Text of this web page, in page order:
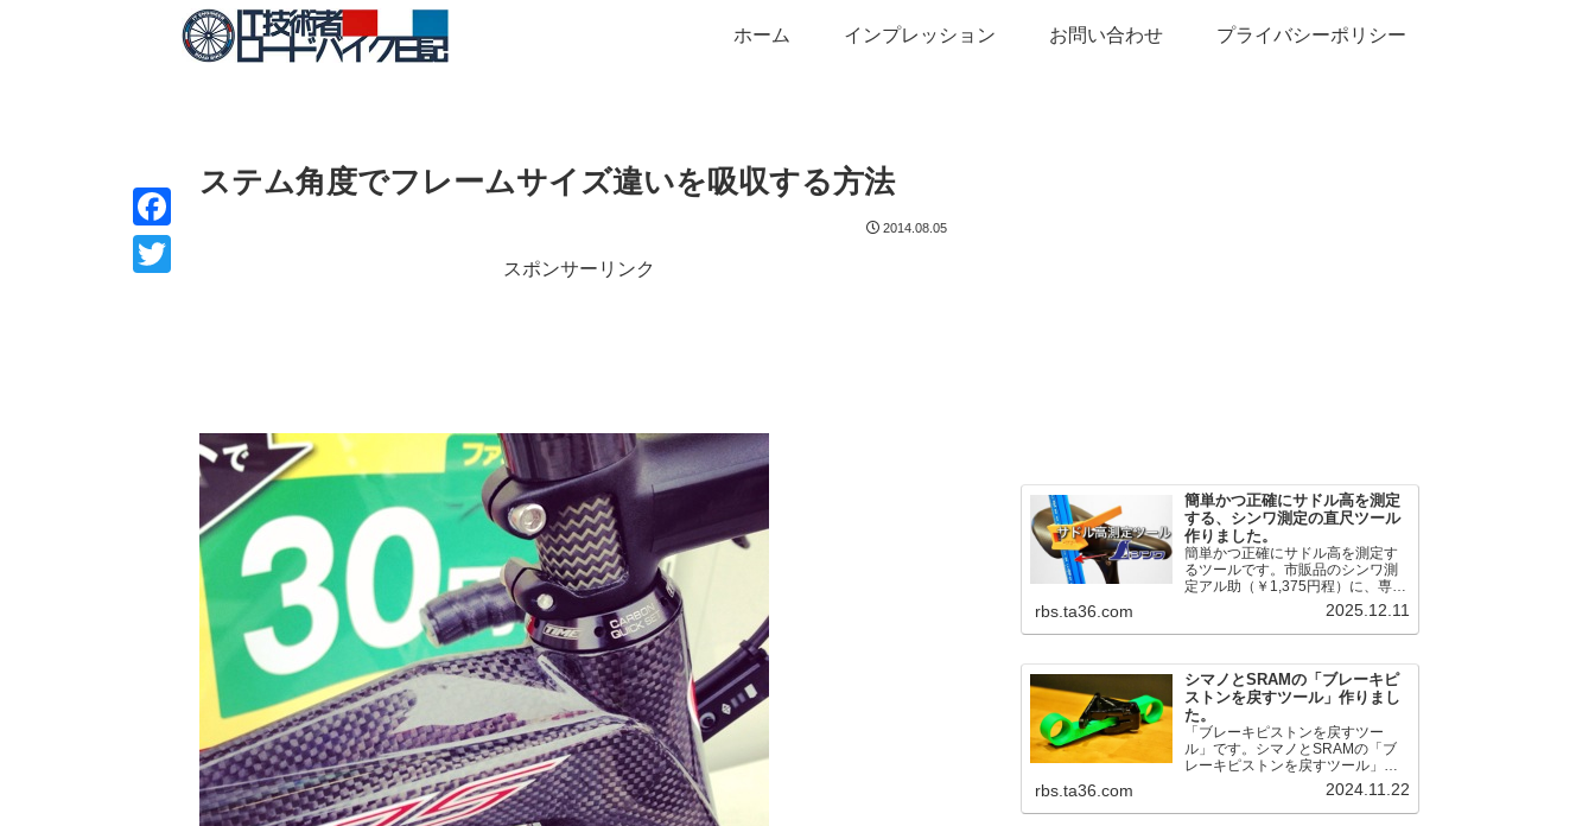
ホーム インプレッション お問い合わせ プライバシーポリシー
ステム角度でフレームサイズ違いを吸収する方法
2014.08.05
スポンサーリンク
F
簡単かつ正確にサドル高を測定
する、シンワ測定の直尺ツール
作りました。
簡単かつ正確にサドル高を測定す
るツールです。市販品のシンワ測
定アル助（￥1,375円程）に、専用
のサドル高測定ツールを取り付け
て使用します。これまで以上に、
サドル高を容易に測定できるよう
Sokutei) アルミ直尺 アル助 1m ホ
ワイト 65445posted at 2025.12.12
シンワ測定(Shinwa Sokutei)
￥1,375Amazon.c...
rbs.ta36.com 2025.12.11
シマノとSRAMの「ブレーキピ
ストンを戻すツール」作りまし
た。
「ブレーキピストンを戻すツー
ル」です。シマノとSRAMの「ブ
レーキピストンを戻すツール」作
りました。出したからには、戻す
必要が。。。でも、タイヤレバー
や六角レンチはつかってはダメだ
rbs.ta36.com 2024.11.22